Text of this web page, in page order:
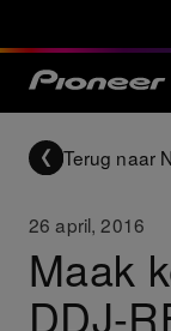
Terug naar
26 april, 2016
Maak
DDJ-